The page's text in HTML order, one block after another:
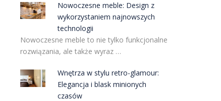
Nowoczesne meble: Design z
wykorzystaniem najnowszych
technologii
Nowoczesne meble to nie tylko funkcjonalne
rozwiązania, ale także wyraz …
Wnętrza w stylu retro-glamour:
Elegancja i blask minionych
czasów